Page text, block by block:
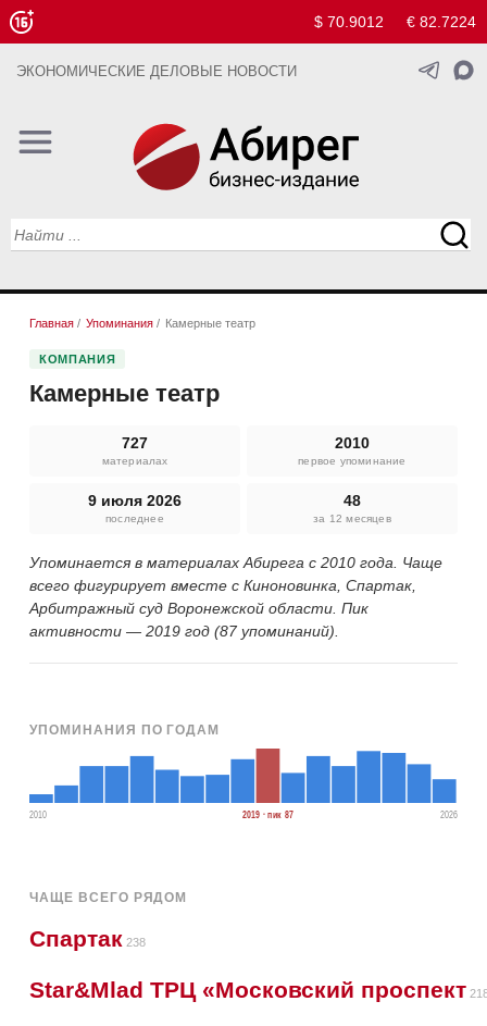
$ 70.9012 € 82.7224
ЭКОНОМИЧЕСКИЕ ДЕЛОВЫЕ НОВОСТИ
Главная / Упоминания / Камерные театр
КОМПАНИЯ
Камерные театр
727
материалах
2010
первое упоминание
9 июля 2026
последнее
48
за 12 месяцев
Упоминается в материалах Абирега с 2010 года. Чаще
всего фигурирует вместе с Киноновинка, Спартак,
Арбитражный суд Воронежской области. Пик
активности — 2019 год (87 упоминаний).
УПОМИНАНИЯ ПО ГОДАМ
2010 2019 · пик 87 2026
ЧАЩЕ ВСЕГО РЯДОМ
Спартак 238
Star&Mlad ТРЦ «Московский проспект